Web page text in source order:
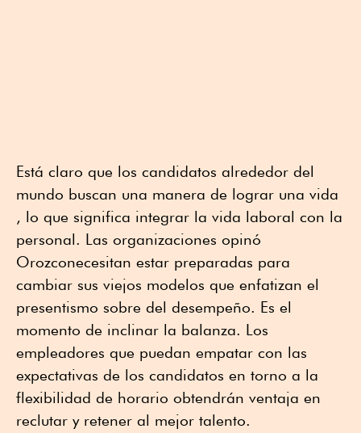
Está claro que los candidatos alrededor del
mundo buscan una manera de lograr una vida
, lo que significa integrar la vida laboral con la
personal. Las organizaciones opinó
Orozconecesitan estar preparadas para
cambiar sus viejos modelos que enfatizan el
presentismo sobre del desempeño. Es el
momento de inclinar la balanza. Los
empleadores que puedan empatar con las
expectativas de los candidatos en torno a la
flexibilidad de horario obtendrán ventaja en
reclutar y retener al mejor talento.